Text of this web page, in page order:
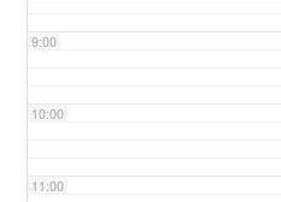
9:00
10:00
11:00